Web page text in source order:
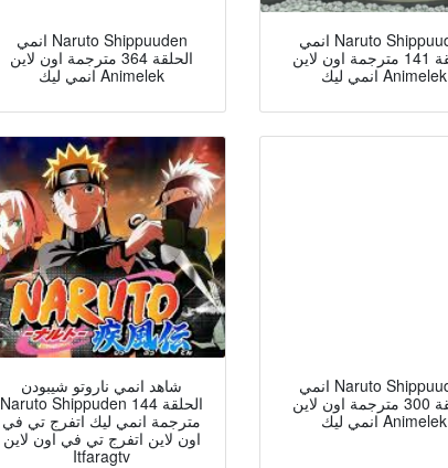
انمي Naruto Shippuuden
الحلقة 364 مترجمة اون لاين
انمي ليك Animelek
انمي Naruto Shippuuden
الحلقة 141 مترجمة اون لاين
انمي ليك Animelek
شاهد انمي ناروتو شيبودن
Naruto Shippuden الحلقة 144
مترجمة انمي ليك اتفرج تي في
اون لاين اتفرج تي في اون لاين
Itfaragtv
انمي Naruto Shippuuden
الحلقة 300 مترجمة اون لاين
انمي ليك Animelek